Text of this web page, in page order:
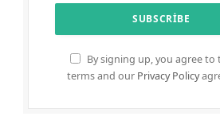
By signing up, you agree to
terms and our Privacy Policy